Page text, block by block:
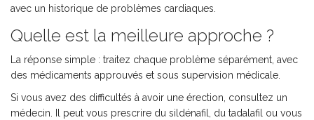
avec un historique de problèmes cardiaques.
Quelle est la meilleure approche ?
La réponse simple : traitez chaque problème séparément, avec
des médicaments approuvés et sous supervision médicale.
Si vous avez des difficultés à avoir une érection, consultez un
médecin. Il peut vous prescrire du sildénafil, du tadalafil ou vous